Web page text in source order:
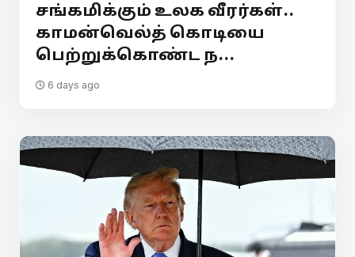
சங்கமிக்கும் உலக வீரர்கள்..
காமன்வெல்த் கொடியை
பெற்றுக்கொண்ட ந...
6 days ago